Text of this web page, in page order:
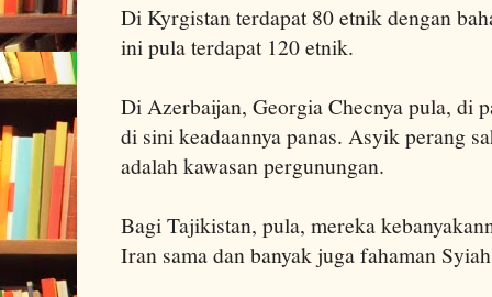
Di Kyrgistan terdapat 80 etnik dengan
ini pula terdapat 120 etnik.
Di Azerbaijan, Georgia Checnya pula, di
di sini keadaannya panas. Asyik perang
adalah kawasan pergunungan.
Bagi Tajikistan, pula, mereka
Iran sama dan banyak juga fahaman